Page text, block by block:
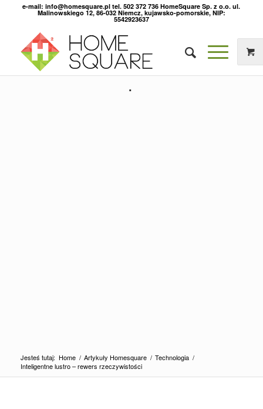
e-mail: info@homesquare.pl tel. 502 372 736 HomeSquare Sp. z o.o. ul.
Malinowskiego 12, 86-032 Niemcz, kujawsko-pomorskie, NIP:
5542923637
Jesteś tutaj: Home / Artykuły Homesquare / Technologia /
Inteligentne lustro – rewers rzeczywistości